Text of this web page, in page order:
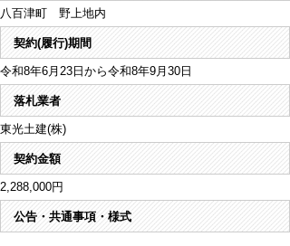
八百津町 野上地内
契約(履行)期間
令和8年6月23日から令和8年9月30日
落札業者
東光土建(株)
契約金額
2,288,000円
公告・共通事項・様式